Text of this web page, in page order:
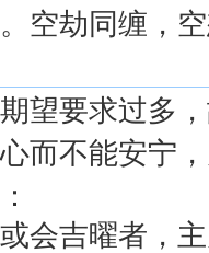
空劫同缠，
望要求过多
而不能安宁
会吉曜者，